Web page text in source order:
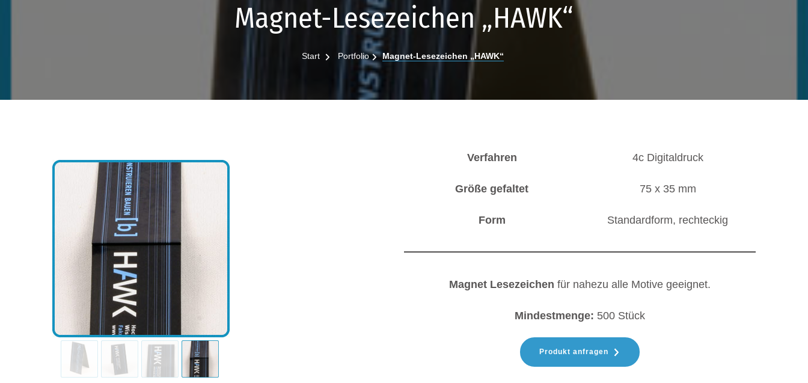
Magnet-Lesezeichen „HAWK“
Start Portfolio Magnet-Lesezeichen „HAWK“
Verfahren
Größe gefaltet
Form
4c Digitaldruck
75 x 35 mm
Standardform, rechteckig
Magnet Lesezeichen für nahezu alle Motive geeignet.
Mindestmenge: 500 Stück
Produkt anfragen